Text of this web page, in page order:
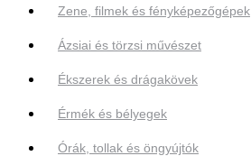
Zene, filmek és fényképezőgépek
Ázsiai és törzsi művészet
Ékszerek és drágakövek
Érmék és bélyegek
Órák, tollak és öngyújtók